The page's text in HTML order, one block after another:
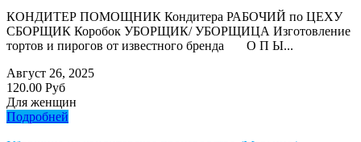
КОНДИТЕР ПОМОЩНИК Кондитера РАБОЧИЙ по ЦЕХУ
СБОРЩИК Коробок УБОРЩИК/ УБОРЩИЦА Изготовление
тортов и пирогов от известного бренда О П Ы...
Август 26, 2025
120.00 Руб
Для женщин
Подробней